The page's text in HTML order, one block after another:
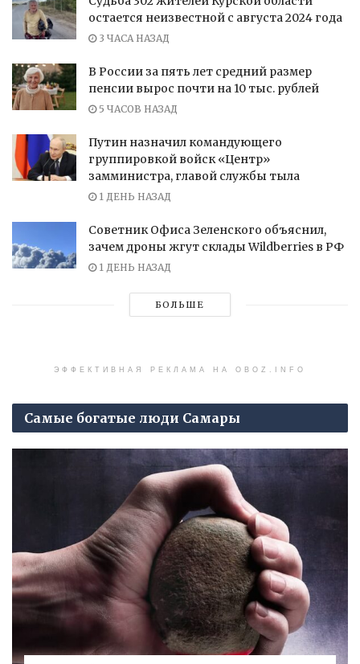
остается неизвестной с августа 2024 года
3 ЧАСА НАЗАД
В России за пять лет средний размер
пенсии вырос почти на 10 тыс. рублей
5 ЧАСОВ НАЗАД
Путин назначил командующего
группировкой войск «Центр»
замминистра, главой службы тыла
1 ДЕНЬ НАЗАД
Советник Офиса Зеленского объяснил,
зачем дроны жгут склады Wildberries в РФ
1 ДЕНЬ НАЗАД
БОЛЬШЕ
ЭФФЕКТИВНАЯ РЕКЛАМА НА OBOZ.INFO
Самые богатые люди Самары